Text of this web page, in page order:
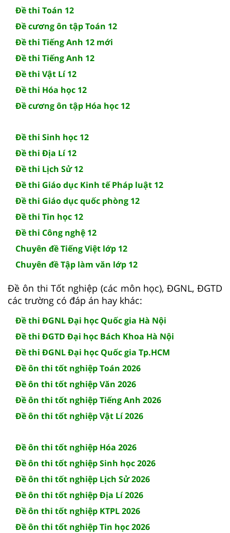
Đề thi Toán 12
Đề cương ôn tập Toán 12
Đề thi Tiếng Anh 12 mới
Đề thi Tiếng Anh 12
Đề thi Vật Lí 12
Đề thi Hóa học 12
Đề cương ôn tập Hóa học 12
Đề thi Sinh học 12
Đề thi Địa Lí 12
Đề thi Lịch Sử 12
Đề thi Giáo dục Kinh tế Pháp luật 12
Đề thi Giáo dục quốc phòng 12
Đề thi Tin học 12
Đề thi Công nghệ 12
Chuyên đề Tiếng Việt lớp 12
Chuyên đề Tập làm văn lớp 12
Đề ôn thi Tốt nghiệp (các môn học), ĐGNL, ĐGTD
các trường có đáp án hay khác:
Đề thi ĐGNL Đại học Quốc gia Hà Nội
Đề thi ĐGTD Đại học Bách Khoa Hà Nội
Đề thi ĐGNL Đại học Quốc gia Tp.HCM
Đề ôn thi tốt nghiệp Toán 2026
Đề ôn thi tốt nghiệp Văn 2026
Đề ôn thi tốt nghiệp Tiếng Anh 2026
Đề ôn thi tốt nghiệp Vật Lí 2026
Đề ôn thi tốt nghiệp Hóa 2026
Đề ôn thi tốt nghiệp Sinh học 2026
Đề ôn thi tốt nghiệp Lịch Sử 2026
Đề ôn thi tốt nghiệp Địa Lí 2026
Đề ôn thi tốt nghiệp KTPL 2026
Đề ôn thi tốt nghiệp Tin học 2026